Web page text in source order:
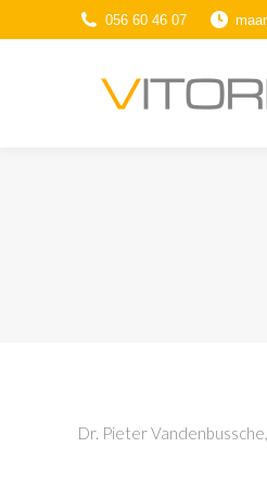
056 60 46 07
Dr. Pieter